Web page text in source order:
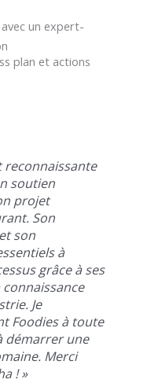
un expert-
plan et actions
reconnaissante
soutien
projet
Son
son
à
grâce à ses
connaissance
Je
Foodies à toute
démarrer une
Merci
! »